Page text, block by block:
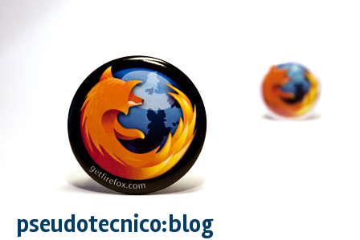
pseudotecnico:blog